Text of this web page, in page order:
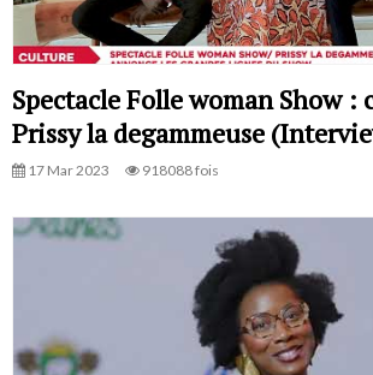
Spectacle Folle woman Show :
Prissy la degammeuse
17 Mar 2023 918088 fois